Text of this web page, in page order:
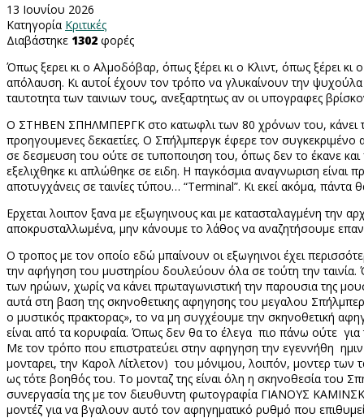
13 Ιουνίου 2026
Κατηγορία Κριτικές
Διαβάστηκε 1302 φορές
Όπως ξερει κι ο Αλμοδόβαρ, όπως ξέρει κι ο Κλιντ, όπως ξέρει κι
απόλαυση. Κι αυτοί έχουν τον τρόπο να γλυκαίνουν την ψυχούλα
ταυτοτητα των ταινιων τους, ανεξαρτητως αν οι υπογραφες
Ο ΣΤΗΒΕΝ ΣΠΗΛΜΠΕΡΓΚ στο κατωφλι των 80 χρόνων του, κάνει
προηγουμενες δεκαετίες. Ο Σπήλμπεργκ έφερε τον συγκεκριμένο
σε δεσμευση του ούτε σε τυποποιηση του, όπως δεν το έκανε και
εξελιχθηκε κι απλώθηκε σε ειδη. Η παγκόσμια αναγνωριση είναι
αποτυγχάνεις σε ταινίες τύπου… “Terminal”. Κι εκεί ακόμα, πάντα
Ερχεται λοιπον ξανα με εξωγηινους και με κατασταλαγμένη την
αποκρυσταλλωμένα, μην κάνουμε το λάθος να αναζητήσουμε
Ο τροπος με τον οποίο εδώ μπαίνουν οι εξωγηινοι έχει
την αφήγηση του μυστηρίου δουλεύουν όλα σε τούτη την ταινία.
των ηρώων, χωρίς να κάνει πρωταγωνιστική την παρουσια της
αυτά στη βαση της σκηνοθετικης αφηγησης του μεγαλου
ο μυστικός πρακτορας», το να μη συγχέουμε την σκηνοθετική
είναι από τα κορυφαία. Όπως δεν θα το έλεγα πιο πάνω ούτε
Με τον τρόπο που επιστρατεύει στην αφηγηση την εγεννήθη
μονταρει, την Καρολ Λίτλετον) του μόνιμου, λοιπόν, μοντερ των
ως τότε βοηθός του. Το μονταζ της είναι όλη η σκηνοθεσία του
συνεργασία της με τον διευθυντη φωτογραφία ΓΙΑΝΟΥΣ ΚΑΜΙΝΣΚΙ
μοντέζ για να βγαλουν αυτό τον αφηγηματικό ρυθμό που